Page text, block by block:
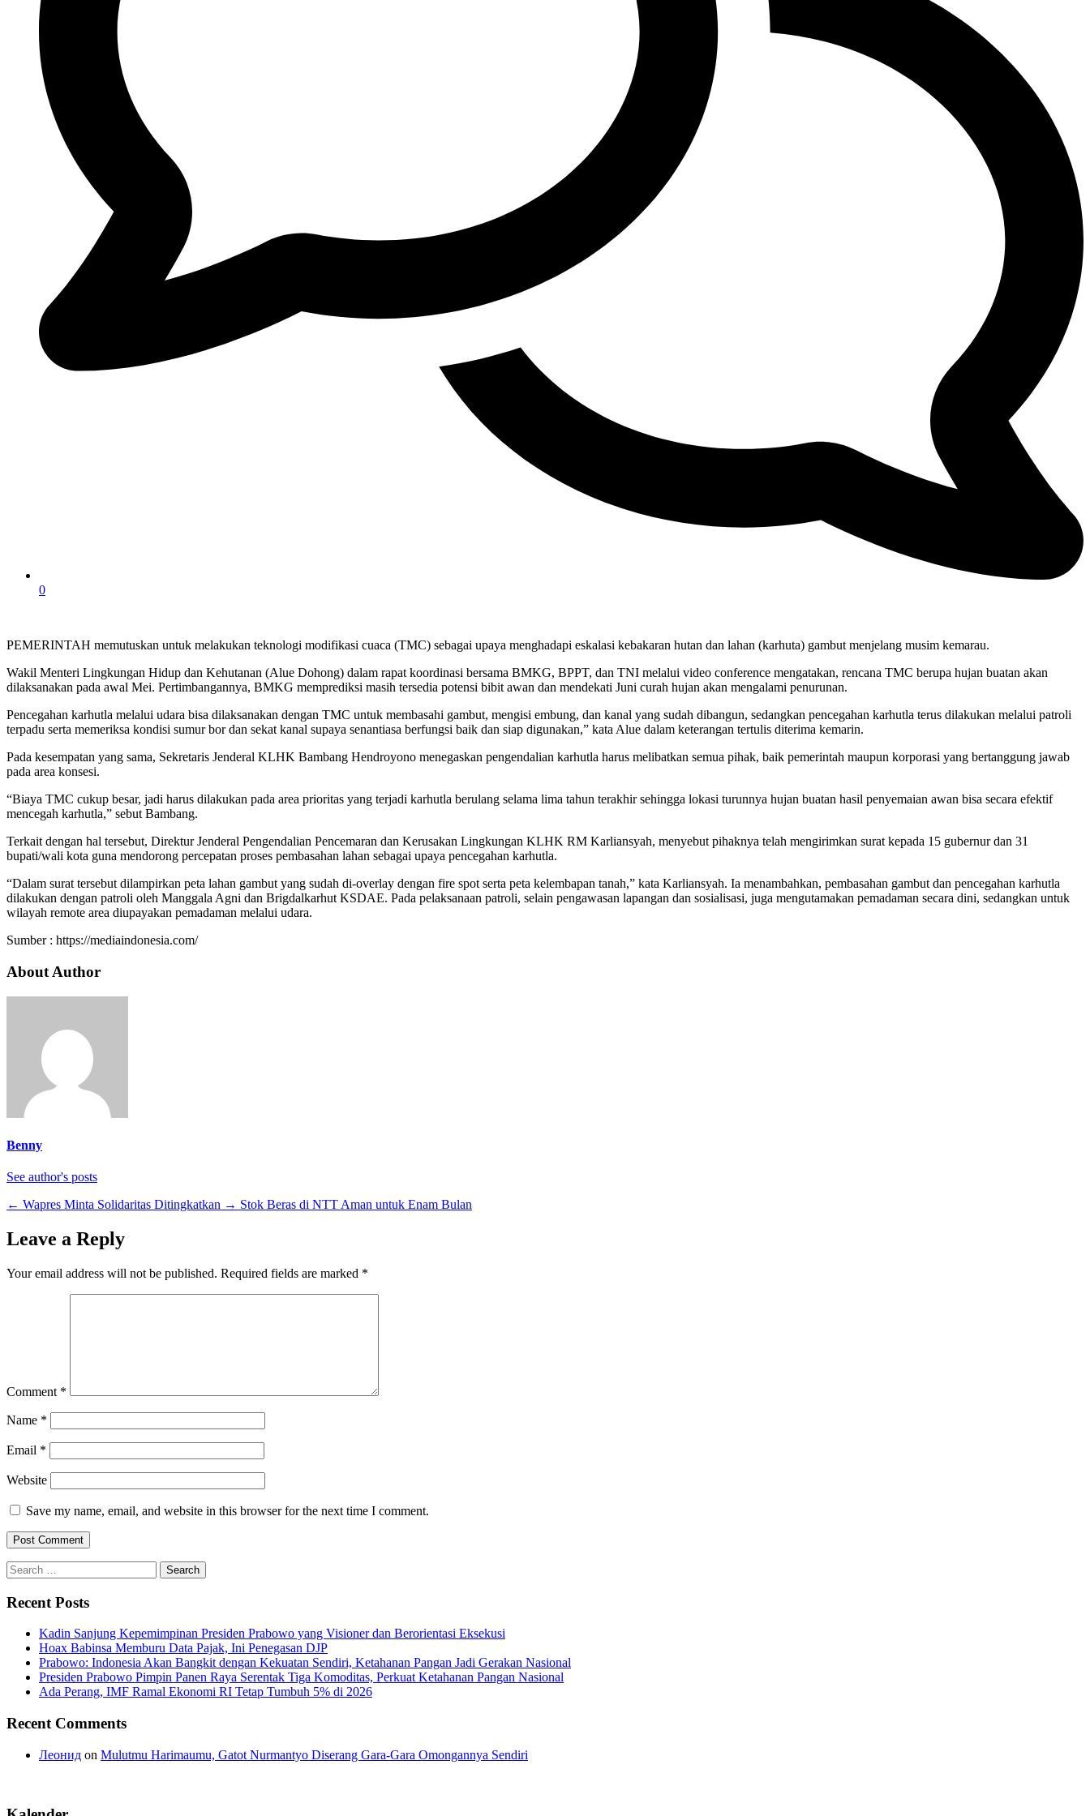
0
PEMERINTAH memutuskan untuk melakukan teknologi modifikasi cuaca (TMC) sebagai upaya menghadapi eskalasi kebakaran hutan dan lahan (karhuta) gambut menjelang musim kemarau.
Wakil Menteri Lingkungan Hidup dan Kehutanan (Alue Dohong) dalam rapat koordinasi bersama BMKG, BPPT, dan TNI melalui video conference mengatakan, rencana TMC berupa hujan buatan akan
dilaksanakan pada awal Mei. Pertimbangannya, BMKG memprediksi masih tersedia potensi bibit awan dan mendekati Juni curah hujan akan mengalami penurunan.
Pencegahan karhutla melalui udara bisa dilaksanakan dengan TMC untuk membasahi gambut, mengisi embung, dan kanal yang sudah dibangun, sedangkan pencegahan karhutla terus dilakukan melalui patroli
terpadu serta memeriksa kondisi sumur bor dan sekat kanal supaya senantiasa berfungsi baik dan siap digunakan,” kata Alue dalam keterangan tertulis diterima kemarin.
Pada kesempatan yang sama, Sekretaris Jenderal KLHK Bambang Hendroyono menegaskan pengendalian karhutla harus melibatkan semua pihak, baik pemerintah maupun korporasi yang bertanggung jawab
pada area konsesi.
“Biaya TMC cukup besar, jadi harus dilakukan pada area prioritas yang terjadi karhutla berulang selama lima tahun terakhir sehingga lokasi turunnya hujan buatan hasil penyemaian awan bisa secara efektif
mencegah karhutla,” sebut Bambang.
Terkait dengan hal tersebut, Direktur Jenderal Pengen­dalian Pencemaran dan Kerusakan Lingkungan KLHK RM Karliansyah, menyebut pihaknya telah mengirimkan surat kepada 15 gubernur dan 31
bupati/wali kota guna mendorong perce­patan proses pembasahan lahan sebagai upaya pencegahan karhutla.
“Dalam surat tersebut dilam­pirkan peta lahan gambut yang sudah di-overlay dengan fire spot serta peta kelembapan tanah,” kata Karliansyah. Ia menambahkan, pembasahan gambut dan pencegahan karhutla
dilakukan dengan patroli oleh Manggala Agni dan Brigdalkarhut KSDAE. Pada pelaksanaan patroli, selain pengawasan lapangan dan sosialisasi, juga mengutamakan pemadaman secara dini, sedangkan untuk
wilayah remote area diupayakan pemadaman melalui udara.
Sumber : https://mediaindonesia.com/
About Author
Benny
See author's posts
← Wapres Minta Solidaritas Ditingkatkan → Stok Beras di NTT Aman untuk Enam Bulan
Leave a Reply
Your email address will not be published. Required fields are marked *
Comment *
Name *
Email *
Website
Save my name, email, and website in this browser for the next time I comment.
Search
for:
Recent Posts
Kadin Sanjung Kepemimpinan Presiden Prabowo yang Visioner dan Berorientasi Eksekusi
Hoax Babinsa Memburu Data Pajak, Ini Penegasan DJP
Prabowo: Indonesia Akan Bangkit dengan Kekuatan Sendiri, Ketahanan Pangan Jadi Gerakan Nasional
Presiden Prabowo Pimpin Panen Raya Serentak Tiga Komoditas, Perkuat Ketahanan Pangan Nasional
Ada Perang, IMF Ramal Ekonomi RI Tetap Tumbuh 5% di 2026
Recent Comments
Леонид on Mulutmu Harimaumu, Gatot Nurmantyo Diserang Gara-Gara Omongannya Sendiri